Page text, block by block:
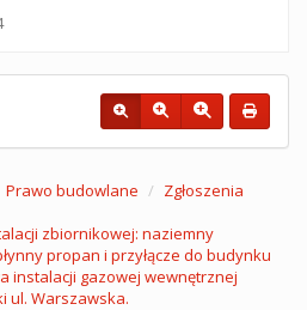
Prawo budowlane
Zgłoszenia
zbiornikowej: naziemny
propan i przyłącze do budynku
instalacji gazowej wewnętrznej
ul. Warszawska.